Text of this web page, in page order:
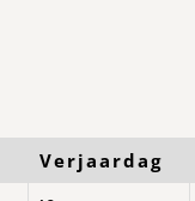
Verjaardag